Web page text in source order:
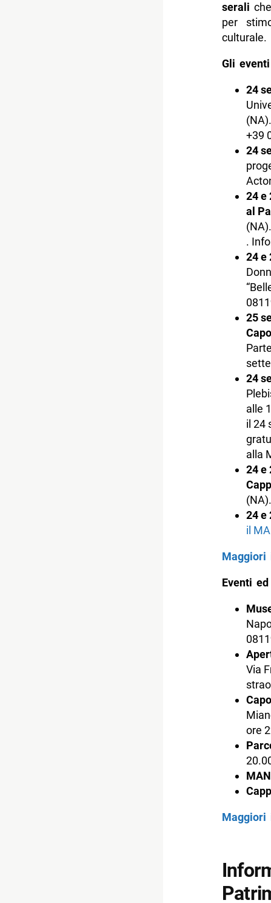
serali
per
culturale.
Gli
24
+39
24
24 e
al
.
24 e
25
24
alle
il 24
alla
24 e
24 e
il
Maggiori
Eventi
Via
ore
Maggiori